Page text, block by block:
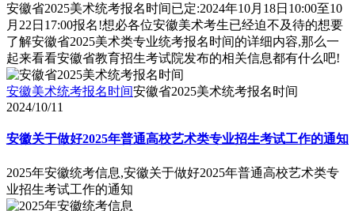
安徽省2025美术统考报名时间已定:2024年10月18日10:00至10
月22日17:00报名!想必各位安徽美术考生已经迫不及待的想要
了解安徽省2025美术类专业统考报名时间的详细内容,那么一
起来看看安徽省教育招生考试院发布的相关信息都有什么吧!
安徽美术统考报名时间安徽省2025美术统考报名时间
2024/10/11
安徽关于做好2025年普通高校艺术类专业招生考试工作的通知
2025年安徽统考信息,安徽关于做好2025年普通高校艺术类专
业招生考试工作的通知